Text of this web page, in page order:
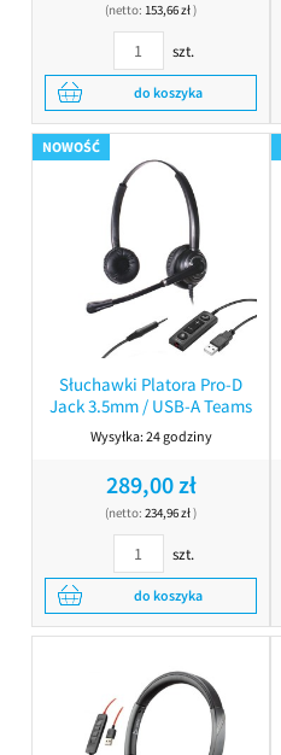
(netto: 153,66 zł)
szt.
do koszyka
Słuchawki Platora Pro-D
Jack 3.5mm / USB-A Teams
Wysyłka:24 godziny
289,00 zł
(netto: 234,96 zł)
szt.
do koszyka
NOWOŚĆ